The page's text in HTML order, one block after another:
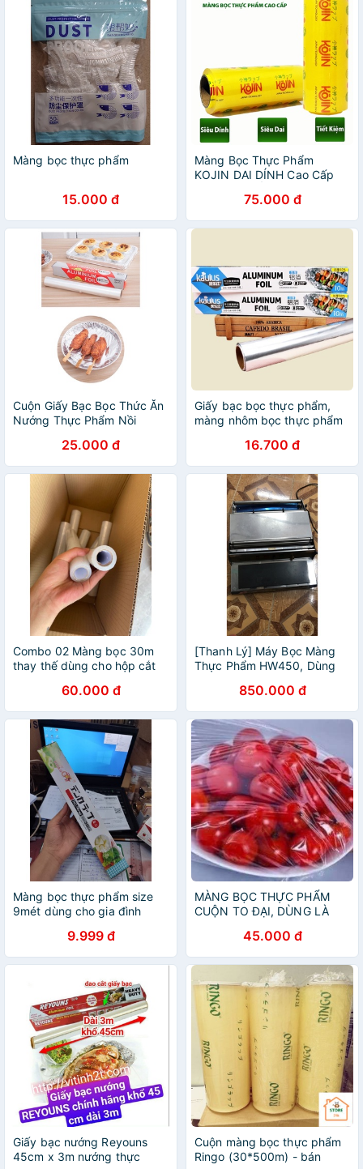
Màng bọc thực phẩm
15.000 đ
Màng Bọc Thực Phẩm
KOJIN DAI DÍNH Cao Cấp
Loại Lớn Giúp Thực Phẩm
Tươi Lâu Hơn
75.000 đ
Cuộn Giấy Bạc Bọc Thức Ăn
Nướng Thực Phẩm Nồi
30cmx5m25.000 đ
Giấy bạc bọc thực phẩm,
màng nhôm bọc thực phẩm
16.700 đ
Combo 02 Màng bọc 30m
thay thế dùng cho hộp cắt
60.000 đ
[Thanh Lý] Máy Bọc Màng
Thực Phẩm HW450, Dùng
850.000 đ
Màng bọc thực phẩm size
9mét dùng cho gia đình
9.999 đ
MÀNG BỌC THỰC PHẨM
CUỘN TO ĐẠI, DÙNG LÀ
45.000 đ
Giấy bạc nướng Reyouns
45cm x 3m nướng thực
Cuộn màng bọc thực phẩm
Ringo (30*500m) - bán